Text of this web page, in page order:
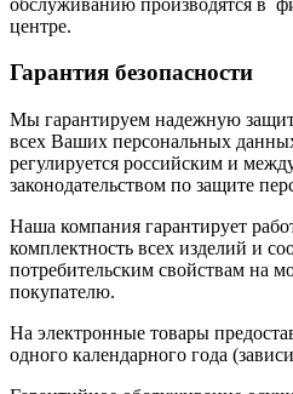
центре.
Гарантия безопасности
Мы гарантируем надежную
всех Ваших персональных
регулируется российским и
законодательством по защите
Наша компания гарантирует
комплектность всех изделий и
потребительским свойствам на
покупателю.
На электронные товары
одного календарного года